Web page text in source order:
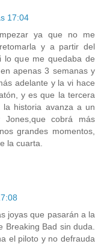
17:04
ya que no me
y a partir del
que me quedaba de
apenas 3 semanas y
adelante y la vi hace
y es que la tercera
historia avanza a un
cobrá más
grandes momentos,
la cuarta.
joyas que pasarán a la
Breaking Bad sin duda.
el piloto y no defrauda